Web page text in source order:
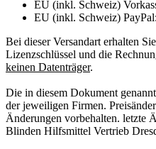
EU (inkl. Schweiz)
EU (inkl. Schweiz)
Bei dieser Versandart erhalten
Lizenzschlüssel und die
keinen Datenträger.
Die in diesem Dokument
der jeweiligen Firmen.
Änderungen vorbehalten.
Blinden Hilfsmittel Vertrieb